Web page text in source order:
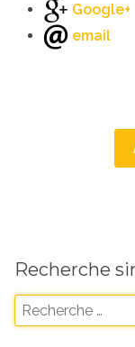
Google+
email
Recherche